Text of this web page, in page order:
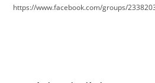
https://www.facebook.com/groups/